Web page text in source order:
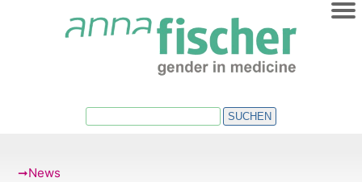
SUCHEN
VERANSTALTUNGEN
TERMINE
News